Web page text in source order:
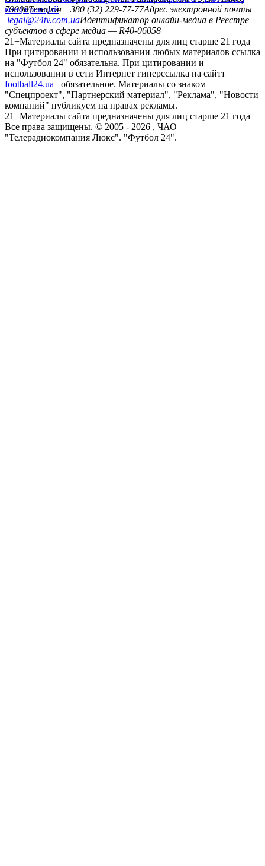
конференций
79008Телефон +380 (32) 229-77-77Адрес электронной почты
legal@24tv.com.uaИдентификатор онлайн-медиа в Реестре
субъектов в сфере медиа — R40-06058
21+Материалы сайта предназначены для лиц старше 21 года
При цитировании и использовании любых материалов ссылка
на "Футбол 24" обязательна. При цитировании и
использовании в сети Интернет гиперссылка на сайтт
football24.ua
обязательное. Материалы со знаком
"Спецпроект", "Партнерский материал", "Реклама", "Новости
компаний" публикуем на правах рекламы.
21+Материалы сайта предназначены для лиц старше 21 года
Все права защищены. © 2005 - 2026 , ЧАО
"Телерадиокомпания Люкс". "Футбол 24".